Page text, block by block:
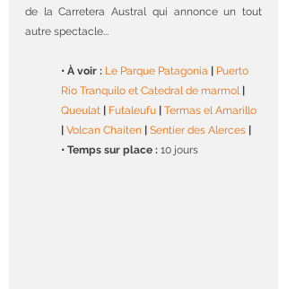
de la Carretera Austral qui annonce un tout
autre spectacle...
• À voir : Le Parque Patagonia
Puerto
Rio Tranquilo et Catedral de marmol
Queulat
Futaleufu
Termas el Amarillo
Volcan Chaiten Sentier des Alerces
• Temps sur place : 10 jours